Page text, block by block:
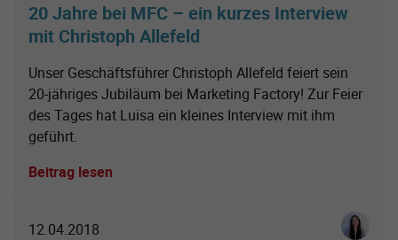
20 Jahre bei MFC – ein kurzes Interview
mit Christoph Allefeld
Unser Geschäftsführer Christoph Allefeld feiert sein
20-jähriges Jubiläum bei Marketing Factory! Zur Feier
des Tages hat Luisa ein kleines Interview mit ihm
geführt.
Beitrag lesen
12.04.2018 Luisa